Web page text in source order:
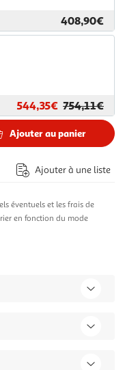
408,90€
544,35€ 754,11€
Ajouter au panier
Ajouter à une liste
éventuels et les frais de
en fonction du mode